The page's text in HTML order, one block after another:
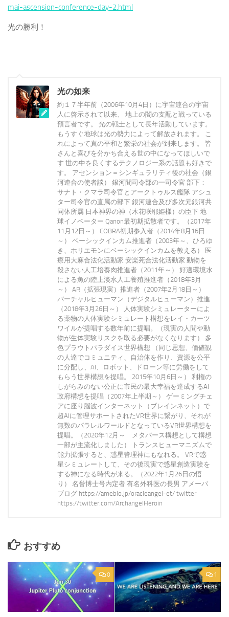
mai-ascension-conference-day-2.html
光の勝利！
光の如来
約１７半年前（2006年10月4日）に宇宙連合の宇宙
人に啓示されて以来、 地上の闇の支配と戦っている
預言者です。 光の戦士として長年活動しています。
もうすぐ地球は光の勢力によって解放されます。 こ
れによって真の平和と繁栄の社会が到来します。 皆
さんと喜びを分かち合える世の中になってほしいで
す 世の中を良くするテクノロジー系の話題も好きで
す。 アセンション＝シンギュラリティ後の社会（銀
河連合の使者談） 銀河間司令部の一司令官 部下：
サナト・クマラ司令官とアークトゥルス艦隊 アシュ
ター司令官の直属の部下 銀河連合及び多次元銀河共
同体所属 日本神界の神（木花咲耶姫様）の臣下 地
球イノベーター Qanon最初期拡散者です。（2017年
11月12日～） COBRA初期参入者（2014年8月16日
～） ベーシックインカム推進者（2003年～、ひろゆ
き、ホリエモンにベーシックインカムを教える） 医
療用大麻合法化活動家 安楽死合法化活動家 動物を
殺さない人工培養肉推進者（2011年～） 好適環境水
による魚の陸上淡水人工養殖推進者（2018年3月
～） AR（拡張現実）推進者（2007年2月18日～）
バーチャルヒューマン（デジタルヒューマン）推進
（2018年3月26日～） 人体実験シミュレーターによ
る薬物の人体実験シミュレート構想をレイ・カーツ
ワイルが提唱する数年前に提唱。（現実の人間や動
物が生体実験リスクを取る必要がなくなります） 多
色プラウトパラダイス世界構想 （同じ思想、価値観
の人達でコミュニティ、自治体を作り、資源を公平
に分配し、AI、ロボット、ドローン等に労働をして
もらう世界構想を提唱。 2015年10月6日～） 利権の
しがらみのない公正に市民の最大幸福を達成するAI
政府構想を提唱（2007年上半期～） ゲーミングチェ
アに座り脳波インターネット（ブレインネット）で
超AIに管理サポートされたVR世界に繋がり、それが
無数のパラレルワールドとなっているVR世界構想を
提唱。（2020年12月～ メタバース構想として構想
一部が主流化しました） トランスヒューマニズムで
能力拡張すると、惑星管理神にもなれる。 VRで惑
星シミュレートして、その後現実で惑星創造実験を
する神になる時代が来る。（2022年1月26日の悟
り） 名誉博士号内定者 有名外科医の長男 アメーバ
ブログ https://ameblo.jp/oracleangel-et/ twitter
https://twitter.com/ArchangelHeroin
おすすめ
0 1